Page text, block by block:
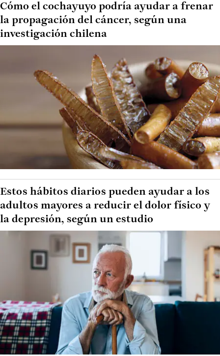
Cómo el cochayuyo podría ayudar a frenar
la propagación del cáncer, según una
investigación chilena
Estos hábitos diarios pueden ayudar a los
adultos mayores a reducir el dolor físico y
la depresión, según un estudio